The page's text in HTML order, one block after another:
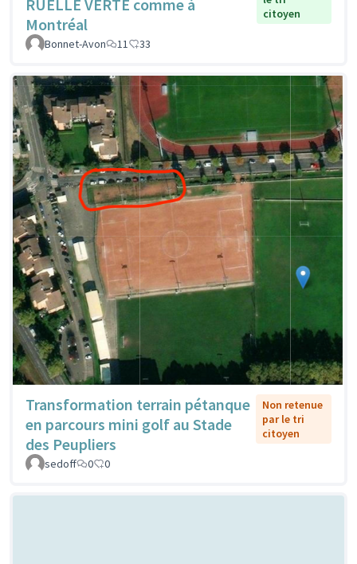
RUELLE VERTE comme à
Montréal
citoyen
Bonnet-Avon 11 33
Transformation terrain pétanque
en parcours mini golf au Stade
des Peupliers
Non retenue
par le tri
citoyen
sedoff 0 0